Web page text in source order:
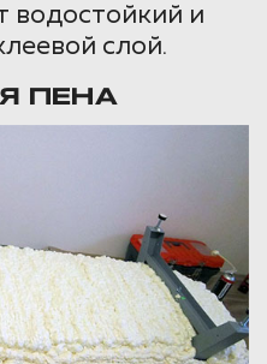
водостойкий и
слой.
ПЕНА